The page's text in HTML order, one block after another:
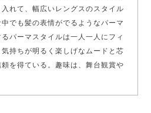
れて、幅広いレングスのスタイル
でも髪の表情がでるようなパーマ
パーマスタイルは一人一人にフィ
持ちが明るく楽しげなムードと芯
を得ている。趣味は、舞台観賞や